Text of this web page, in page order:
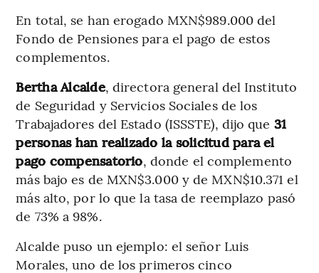
En total, se han erogado MXN$989.000 del
Fondo de Pensiones para el pago de estos
complementos.
Bertha Alcalde, directora general del Instituto
de Seguridad y Servicios Sociales de los
Trabajadores del Estado (ISSSTE), dijo que 31
personas han realizado la solicitud para el
pago compensatorio, donde el complemento
más bajo es de MXN$3.000 y de MXN$10.371 el
más alto, por lo que la tasa de reemplazo pasó
de 73% a 98%.
Alcalde puso un ejemplo: el señor Luis
Morales, uno de los primeros cinco